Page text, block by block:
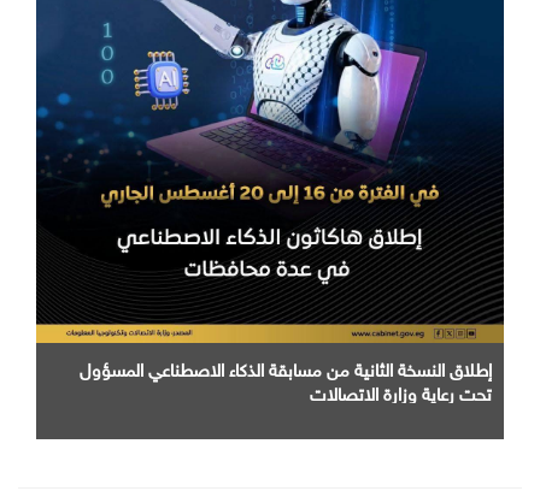
إطلاق النسخة الثانية من مسابقة الذكاء الاصطناعي المسؤول
تحت رعاية وزارة الاتصالات